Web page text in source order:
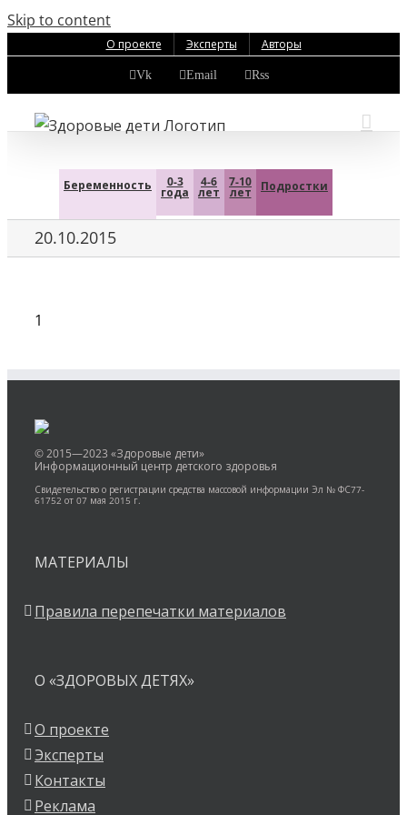
Skip to content
О проекте Эксперты Авторы
Vk Email Rss
Беременность 0-3
года
4-6
лет
7-10
лет Подростки
20.10.2015
1
© 2015—2023 «Здоровые дети»
Информационный центр детского здоровья
Свидетельство о регистрации средства массовой информации Эл № ФС77-
61752 от 07 мая 2015 г.
МАТЕРИАЛЫ
Правила перепечатки материалов
О «ЗДОРОВЫХ ДЕТЯХ»
О проекте
Эксперты
Контакты
Реклама